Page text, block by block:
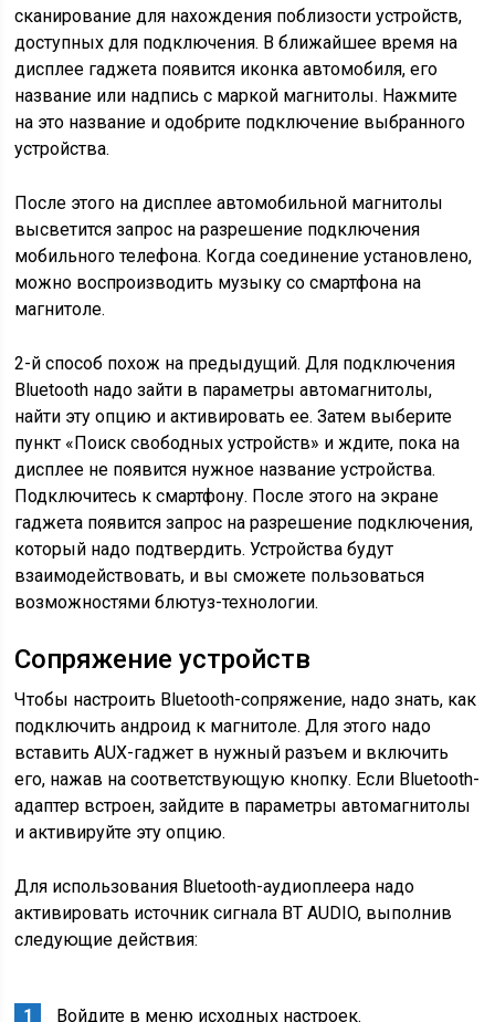
сканирование для нахождения поблизости устройств,
доступных для подключения. В ближайшее время на
дисплее гаджета появится иконка автомобиля, его
название или надпись с маркой магнитолы. Нажмите
на это название и одобрите подключение выбранного
устройства.
После этого на дисплее автомобильной магнитолы
высветится запрос на разрешение подключения
мобильного телефона. Когда соединение установлено,
можно воспроизводить музыку со смартфона на
магнитоле.
2-й способ похож на предыдущий. Для подключения
Bluetooth надо зайти в параметры автомагнитолы,
найти эту опцию и активировать ее. Затем выберите
пункт «Поиск свободных устройств» и ждите, пока на
дисплее не появится нужное название устройства.
Подключитесь к смартфону. После этого на экране
гаджета появится запрос на разрешение подключения,
который надо подтвердить. Устройства будут
взаимодействовать, и вы сможете пользоваться
возможностями блютуз-технологии.
Сопряжение устройств
Чтобы настроить Bluetooth-сопряжение, надо знать, как
подключить андроид к магнитоле. Для этого надо
вставить AUX-гаджет в нужный разъем и включить
его, нажав на соответствующую кнопку. Если Bluetooth-
адаптер встроен, зайдите в параметры автомагнитолы
и активируйте эту опцию.
Для использования Bluetooth-аудиоплеера надо
активировать источник сигнала BT AUDIO, выполнив
следующие действия:
Войдите в меню исходных настроек.